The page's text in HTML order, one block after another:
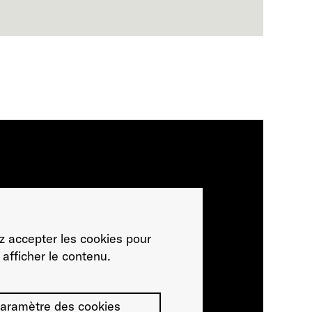
accepter les cookies pour
afficher le contenu.
des cookies